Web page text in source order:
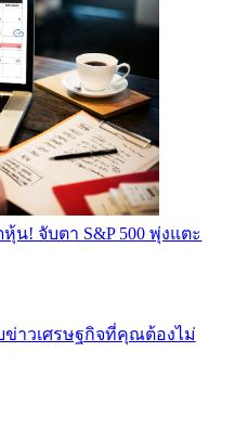
น! จับตา S&P 500 พุ่งแตะ
าวเศรษฐกิจที่คุณต้องไม่